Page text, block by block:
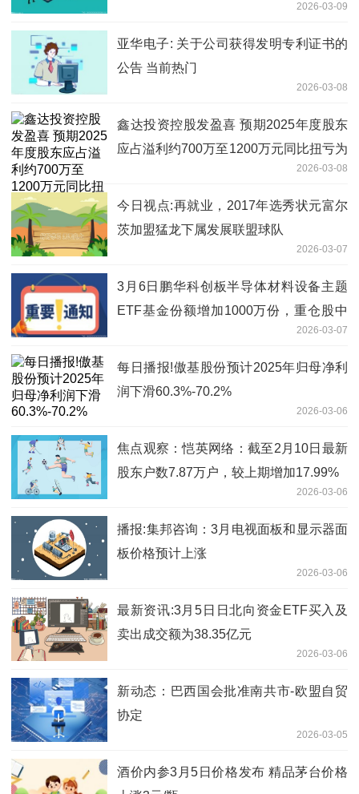
2026-03-09
亚华电子: 关于公司获得发明专利证书的
公告 当前热门
2026-03-08
鑫达投资控股发盈喜 预期2025年度股东
应占溢利约700万至1200万元同比扭亏为
2026-03-08
今日视点:再就业，2017年选秀状元富尔
茨加盟猛龙下属发展联盟球队
2026-03-07
3月6日鹏华科创板半导体材料设备主题
ETF基金份额增加1000万份，重仓股中
2026-03-07
每日播报!傲基股份预计2025年归母净利
润下滑60.3%-70.2%
2026-03-06
焦点观察：恺英网络：截至2月10日最新
股东户数7.87万户，较上期增加17.99%
2026-03-06
播报:集邦咨询：3月电视面板和显示器面
板价格预计上涨
2026-03-06
最新资讯:3月5日日北向资金ETF买入及
卖出成交额为38.35亿元
2026-03-06
新动态：巴西国会批准南共市-欧盟自贸
协定
2026-03-05
酒价内参3月5日价格发布 精品茅台价格